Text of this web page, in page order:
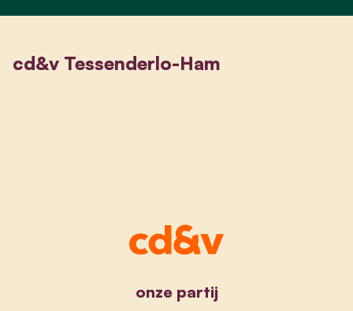
cd&v Tessenderlo-Ham
onze partij